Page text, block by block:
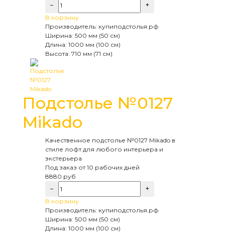
− +
В корзину
Производитель: купиподстолья.рф
Ширина: 500 мм (50 см)
Длина: 1000 мм (100 см)
Высота: 710 мм (71 см)
Подстолье №0127
Mikado
Качественное подстолье №0127 Mikado в
стиле лофт для любого интерьера и
экстерьера
Под заказ от 10 рабочих дней
8880 руб
− +
В корзину
Производитель: купиподстолья.рф
Ширина: 500 мм (50 см)
Длина: 1000 мм (100 см)